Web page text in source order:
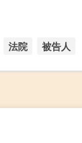
法院 被告人